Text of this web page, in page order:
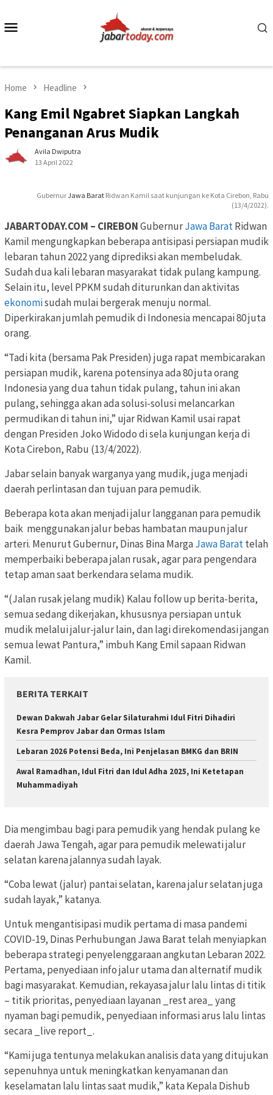
content
Home Headline
Kang Emil Ngabret Siapkan Langkah
Penanganan Arus Mudik
Avila Dwiputra
13 April 2022
GubernurJawa Barat Ridwan Kamil saat kunjungan ke Kota Cirebon, Rabu
(13/4/2022).
JABARTODAY.COM – CIREBONGubernurJawa BaratRidwan
Kamil mengungkapkan beberapa antisipasi persiapan mudik
lebaran tahun 2022 yang diprediksi akan membeludak.
Sudah dua kali lebaran masyarakat tidak pulang kampung.
Selain itu, level PPKM sudah diturunkan dan aktivitas
ekonomisudah mulai bergerak menuju normal.
Diperkirakan jumlah pemudik di Indonesia mencapai 80 juta
orang.
“Tadi kita (bersama Pak Presiden) juga rapat membicarakan
persiapan mudik, karena potensinya ada 80 juta orang
Indonesia yang dua tahun tidak pulang, tahun ini akan
pulang, sehingga akan ada solusi-solusi melancarkan
permudikan di tahun ini,” ujar Ridwan Kamil usai rapat
dengan Presiden Joko Widodo di sela kunjungan kerja di
Kota Cirebon, Rabu (13/4/2022).
Jabar selain banyak warganya yang mudik, juga menjadi
daerah perlintasan dan tujuan para pemudik.
Beberapa kota akan menjadi jalur langganan para pemudik
baik menggunakan jalur bebas hambatan maupun jalur
arteri. Menurut Gubernur, Dinas Bina MargaJawa Barattelah
memperbaiki beberapa jalan rusak, agar para pengendara
tetap aman saat berkendara selama mudik.
“(Jalan rusak jelang mudik) Kalau follow up berita-berita,
semua sedang dikerjakan, khususnya persiapan untuk
mudik melalui jalur-jalur lain, dan lagi direkomendasi jangan
semua lewat Pantura,” imbuh Kang Emil sapaan Ridwan
Kamil.
BERITA TERKAIT
Dewan Dakwah Jabar Gelar Silaturahmi Idul Fitri Dihadiri
Kesra Pemprov Jabar dan Ormas Islam
Lebaran 2026 Potensi Beda, Ini Penjelasan BMKG dan BRIN
Awal Ramadhan, Idul Fitri dan Idul Adha 2025, Ini Ketetapan
Muhammadiyah
Dia mengimbau bagi para pemudik yang hendak pulang ke
daerah Jawa Tengah, agar para pemudik melewati jalur
selatan karena jalannya sudah layak.
“Coba lewat (jalur) pantai selatan, karena jalur selatan juga
sudah layak,” katanya.
Untuk mengantisipasi mudik pertama di masa pandemi
COVID-19, Dinas Perhubungan Jawa Barat telah menyiapkan
beberapa strategi penyelenggaraan angkutan Lebaran 2022.
Pertama, penyediaan info jalur utama dan alternatif mudik
bagi masyarakat. Kemudian, rekayasa jalur lalu lintas di titik
– titik prioritas, penyediaan layanan _rest area_ yang
nyaman bagi pemudik, penyediaan informasi arus lalu lintas
secara _live report_.
“Kami juga tentunya melakukan analisis data yang ditujukan
sepenuhnya untuk meningkatkan kenyamanan dan
keselamatan lalu lintas saat mudik,” kata Kepala Dishub